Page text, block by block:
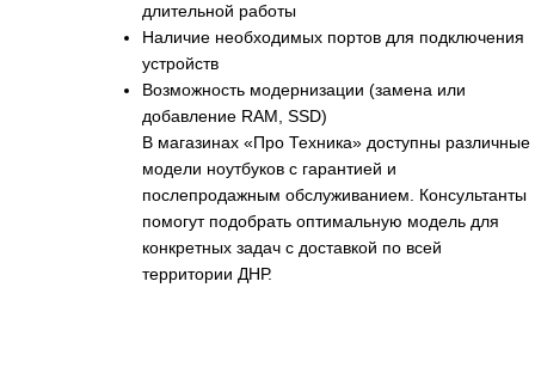
длительной работы
Наличие необходимых портов для подключения
устройств
Возможность модернизации (замена или
добавление RAM, SSD)
В магазинах «Про Техника» доступны различные
модели ноутбуков с гарантией и
послепродажным обслуживанием. Консультанты
помогут подобрать оптимальную модель для
конкретных задач с доставкой по всей
территории ДНР.